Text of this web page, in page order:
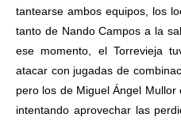
tantearse ambos equipos, los
tanto de Nando Campos a la
ese momento, el Torrevieja
atacar con jugadas de
pero los de Miguel Ángel
intentando aprovechar las